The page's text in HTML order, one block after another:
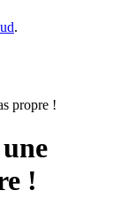
.
propre !
!